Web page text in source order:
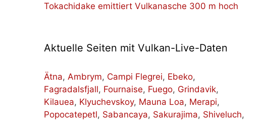
Tokachidake emittiert Vulkanasche 300 m hoch
Aktuelle Seiten mit Vulkan-Live-Daten
Ätna, Ambrym, Campi Flegrei, Ebeko,
Fagradalsfjall, Fournaise, Fuego, Grindavik,
Kilauea, Klyuchevskoy, Mauna Loa, Merapi,
Popocatepetl, Sabancaya, Sakurajima, Shiveluch,